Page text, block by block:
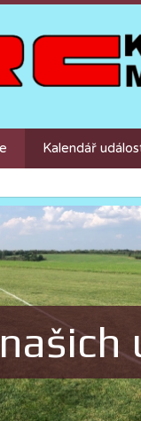
Kalendář
našich